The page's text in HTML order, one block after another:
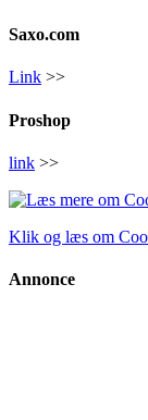
Saxo.com
Link >>
Proshop
link >>
Klik og læs om
Annonce